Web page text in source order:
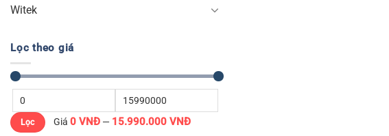
Witek
Lọc theo giá
Giá
thấp
nhất
Giá
cao
nhất
Lọc Giá 0 VNĐ— 15.990.000 VNĐ